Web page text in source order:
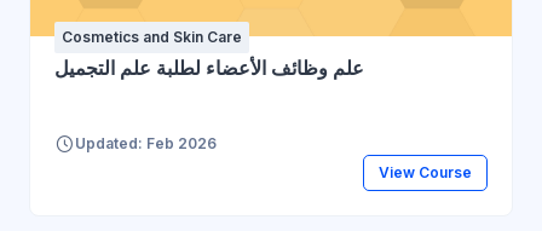
Cosmetics and Skin Care
علم وظائف الأعضاء لطلبة علم التجميل
Updated: Feb 2026
View Course